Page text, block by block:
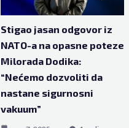
Stigao jasan odgovor iz
NATO-a na opasne poteze
Milorada Dodika:
“Nećemo dozvoliti da
nastane sigurnosni
vakuum”